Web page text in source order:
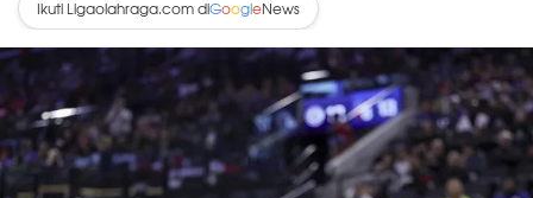
Ikuti Ligaolahraga.com diGoogleNews